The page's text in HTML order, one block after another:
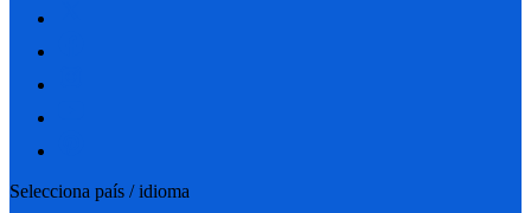
Selecciona país / idioma